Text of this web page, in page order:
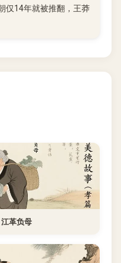
仅14年就被推翻，王莽
革负母